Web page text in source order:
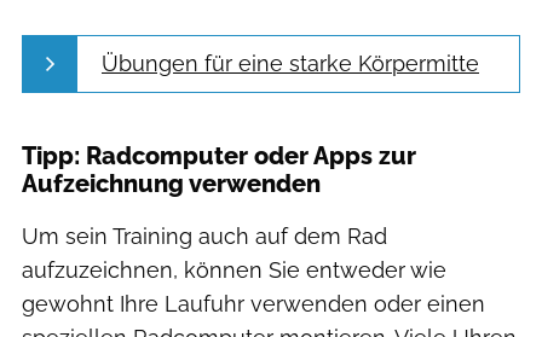
Übungen für eine starke Körpermitte
Tipp: Radcomputer oder Apps zur
Aufzeichnung verwenden
Um sein Training auch auf dem Rad
aufzuzeichnen, können Sie entweder wie
gewohnt Ihre Laufuhr verwenden oder einen